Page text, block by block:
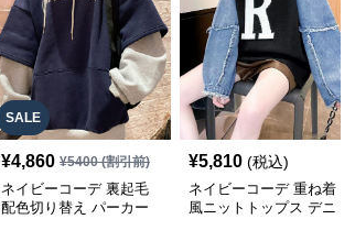
SALE
¥4,860 ¥5400(割引前)
ネイビーコーデ 裏起毛
配色切り替え パーカー
¥5,810 (税込)
ネイビーコーデ 重ね着
風ニットトップス デニ